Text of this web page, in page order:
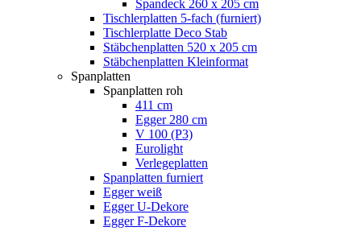
Spandeck 260 x 205 cm
Tischlerplatten 5-fach (furniert)
Tischlerplatte Deco Stab
Stäbchenplatten 520 x 205 cm
Stäbchenplatten Kleinformat
Spanplatten
Spanplatten roh
411 cm
Egger 280 cm
V 100 (P3)
Eurolight
Verlegeplatten
Spanplatten furniert
Egger weiß
Egger U-Dekore
Egger F-Dekore